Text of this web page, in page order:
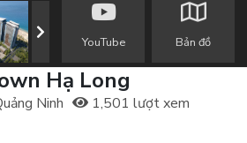
YouTube Bản đồ
Hạ Long
Ninh
1,501 lượt xem